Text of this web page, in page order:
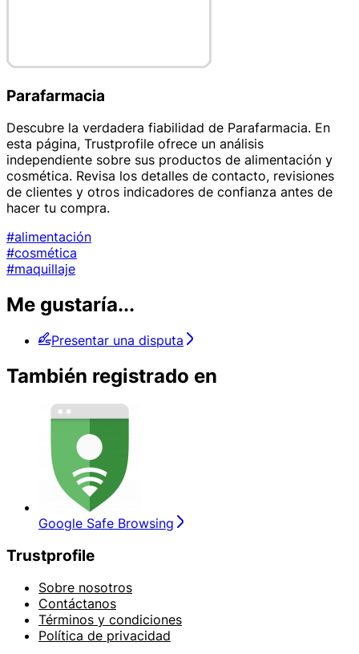
Parafarmacia
Descubre la verdadera fiabilidad de Parafarmacia. En
esta página, Trustprofile ofrece un análisis
independiente sobre sus productos de alimentación y
cosmética. Revisa los detalles de contacto, revisiones
de clientes y otros indicadores de confianza antes de
hacer tu compra.
#alimentación
#cosmética
#maquillaje
Me gustaría...
Presentar una disputa
También registrado en
Google Safe Browsing
Trustprofile
Sobre nosotros
Contáctanos
Términos y condiciones
Política de privacidad